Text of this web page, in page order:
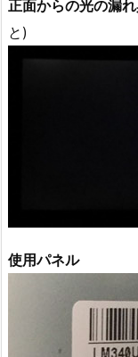
正面からの光の漏
と)
使用パネル